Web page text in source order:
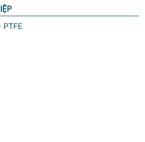
PTFE